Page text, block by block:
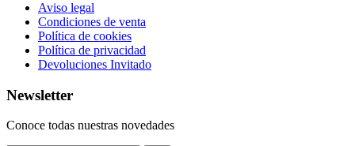
Aviso legal
Condiciones de venta
Política de cookies
Política de privacidad
Devoluciones Invitado
Newsletter
Conoce todas nuestras novedades